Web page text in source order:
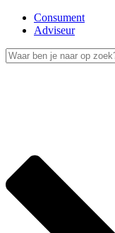
Consument
Adviseur